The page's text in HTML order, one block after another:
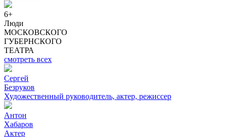
6+
Люди
МОСКОВСКОГО
ГУБЕРНСКОГО
ТЕАТРА
смотреть всех
Сергей
Безруков
Художественный руководитель, актер, режиссер
Антон
Хабаров
Актер